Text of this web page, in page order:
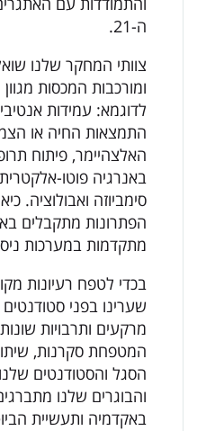
ה-21.
צוותי המחקר שלנו
ומורכבות המכסות
לדוגמא: עמידות
התמצאות החיה או
האלצהיימר, פיתוח
באנרגיה פוטו-אלקטרית
סימביוזה ואבולוציה.
הפתרונות מתקבלים
מתקדמות במערכות
בכדי לטפח רעיונות
שערינו בפני
מרקעים ותרבויות
המטפחת סקרנות,
הסגל והסטודנטים
והבוגרים שלנו
באקדמיה ותעשיית